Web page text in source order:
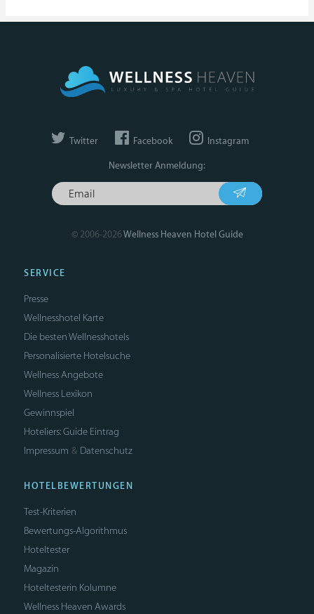
Twitter Facebook Instagram
Newsletter Anmeldung:
© 2006-2026Wellness Heaven Hotel Guide
SERVICE
Presse
Wellnesshotel Karte
Die besten Wellnesshotels
Personalisierte Hotelsuche
Wellness Angebote
Wellness Lexikon
Gewinnspiel
Hoteliers: Guide Eintrag
Impressum & Datenschutz
HOTELBEWERTUNGEN
Test-Kriterien
Bewertungs-Algorithmus
Hoteltester
Magazin
Hoteltesterin Kolumne
Wellness Heaven Awards